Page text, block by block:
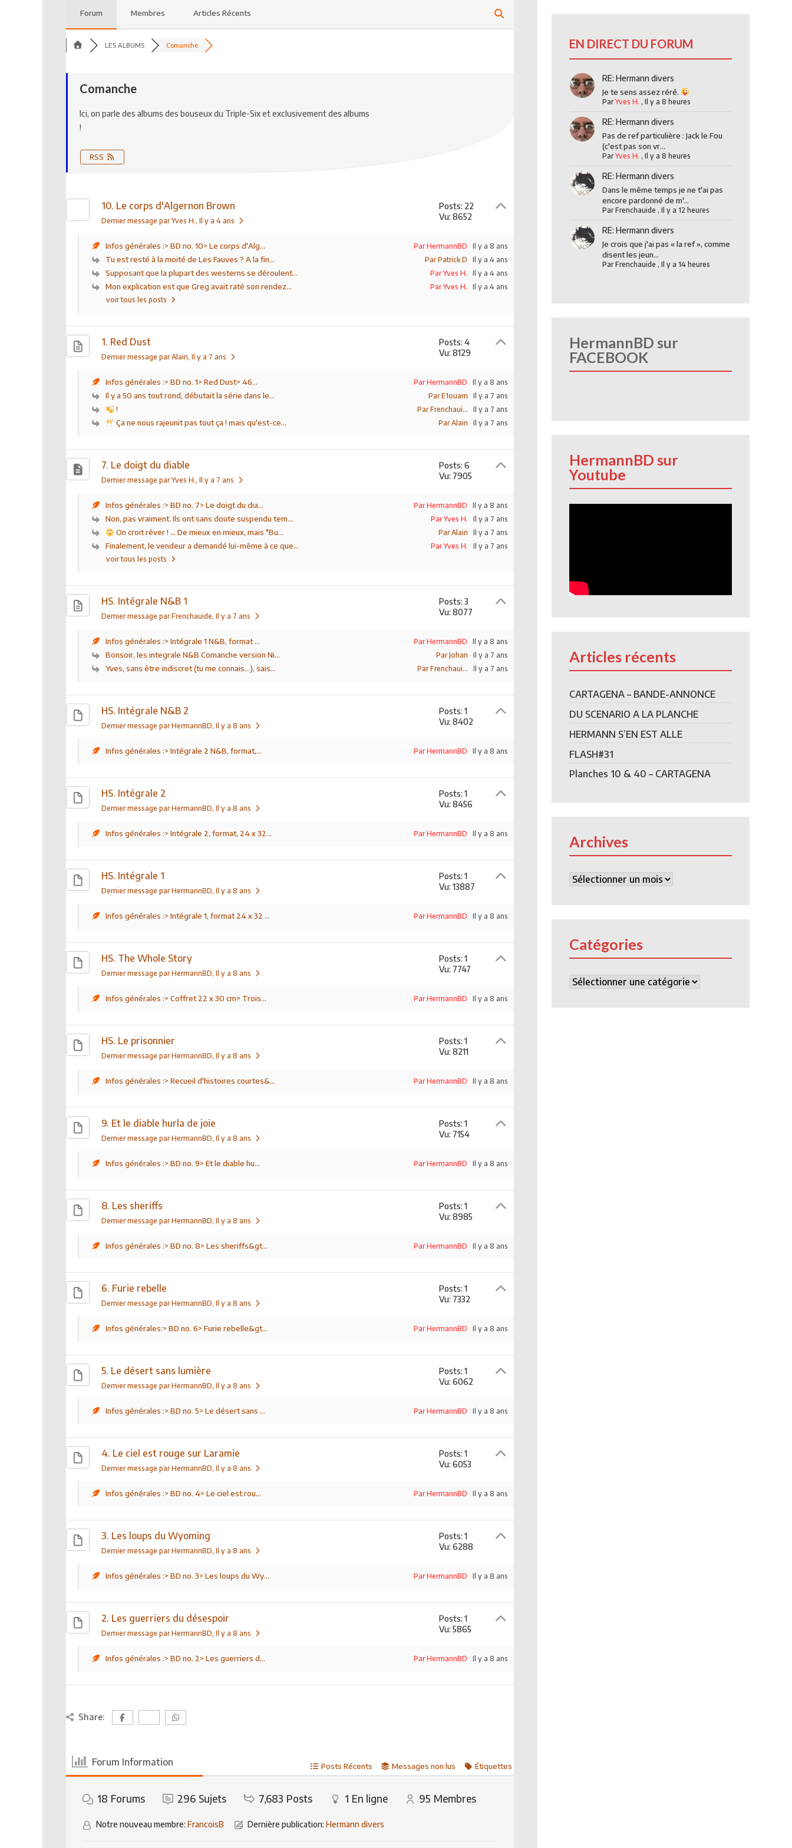
Forum Membres Articles Récents
LES ALBUMS Comanche
Comanche
Ici, on parle des albums des bouseux du Triple-Six et exclusivement des albums
!
RSS
10. Le corps d'Algernon Brown
Dernier message par Yves H., Il y a 4 ans
Posts: 22
Vu: 8652
Infos générales :> BD no. 10> Le corps d'Alg... Par HermannBD Il y a 8 ans
Tu est resté à la moité de Les Fauves ? A la fin... Par Patrick D Il y a 4 ans
Supposant que la plupart des westerns se déroulent... Par Yves H. Il y a 4 ans
Mon explication est que Greg avait raté son rendez... Par Yves H. Il y a 4 ans
voir tous les posts
1. Red Dust
Dernier message par Alain, Il y a 7 ans
Posts: 4
Vu: 8129
Infos générales :> BD no. 1> Red Dust> 46... Par HermannBD Il y a 8 ans
Il y a 50 ans tout rond, débutait la série dans le... Par E1ouarn Il y a 7 ans
! Par Frenchaui... Il y a 7 ans
Ça ne nous rajeunit pas tout ça ! mais qu'est-ce... Par Alain Il y a 7 ans
7. Le doigt du diable
Dernier message par Yves H., Il y a 7 ans
Posts: 6
Vu: 7905
Infos générales :> BD no. 7> Le doigt du dia... Par HermannBD Il y a 8 ans
Non, pas vraiment. Ils ont sans doute suspendu tem... Par Yves H. Il y a 7 ans
On croit rêver ! ... De mieux en mieux, mais "Bu... Par Alain Il y a 7 ans
Finalement, le vendeur a demandé lui-même à ce que... Par Yves H. Il y a 7 ans
voir tous les posts
HS. Intégrale N&B 1
Dernier message par Frenchauide, Il y a 7 ans
Posts: 3
Vu: 8077
Infos générales :> Intégrale 1 N&B, format ... Par HermannBD Il y a 8 ans
Bonsoir, les integrale N&B Comanche version Ni... Par Johan Il y a 7 ans
Yves, sans être indiscret (tu me connais...), sais... Par Frenchaui... Il y a 7 ans
HS. Intégrale N&B 2
Dernier message par HermannBD, Il y a 8 ans
Posts: 1
Vu: 8402
Infos générales :> Intégrale 2 N&B, format,... Par HermannBD Il y a 8 ans
HS. Intégrale 2
Dernier message par HermannBD, Il y a 8 ans
Posts: 1
Vu: 8456
Infos générales :> Intégrale 2, format, 24 x 32... Par HermannBD Il y a 8 ans
HS. Intégrale 1
Dernier message par HermannBD, Il y a 8 ans
Posts: 1
Vu: 13887
Infos générales :> Intégrale 1, format 24 x 32 ... Par HermannBD Il y a 8 ans
HS. The Whole Story
Dernier message par HermannBD, Il y a 8 ans
Posts: 1
Vu: 7747
Infos générales :> Coffret 22 x 30 cm> Trois... Par HermannBD Il y a 8 ans
HS. Le prisonnier
Dernier message par HermannBD, Il y a 8 ans
Posts: 1
Vu: 8211
Infos générales :> Recueil d'histoires courtes&... Par HermannBD Il y a 8 ans
9. Et le diable hurla de joie
Dernier message par HermannBD, Il y a 8 ans
Posts: 1
Vu: 7154
Infos générales :> BD no. 9> Et le diable hu... Par HermannBD Il y a 8 ans
8. Les sheriffs
Dernier message par HermannBD, Il y a 8 ans
Posts: 1
Vu: 8985
Infos générales :> BD no. 8> Les sheriffs&gt... Par HermannBD Il y a 8 ans
6. Furie rebelle
Dernier message par HermannBD, Il y a 8 ans
Posts: 1
Vu: 7332
Infos générales:> BD no. 6> Furie rebelle&gt... Par HermannBD Il y a 8 ans
5. Le désert sans lumière
Dernier message par HermannBD, Il y a 8 ans
Posts: 1
Vu: 6062
Infos générales :> BD no. 5> Le désert sans ... Par HermannBD Il y a 8 ans
4. Le ciel est rouge sur Laramie
Dernier message par HermannBD, Il y a 8 ans
Posts: 1
Vu: 6053
Infos générales :> BD no. 4> Le ciel est rou... Par HermannBD Il y a 8 ans
3. Les loups du Wyoming
Dernier message par HermannBD, Il y a 8 ans
Posts: 1
Vu: 6288
Infos générales :> BD no. 3> Les loups du Wy... Par HermannBD Il y a 8 ans
2. Les guerriers du désespoir
Dernier message par HermannBD, Il y a 8 ans
Posts: 1
Vu: 5865
Infos générales :> BD no. 2> Les guerriers d... Par HermannBD Il y a 8 ans
Share:
Forum Information Posts Récents Messages non lus Étiquettes
18 Forums 296 Sujets 7,683 Posts 1 En ligne 95 Membres
Notre nouveau membre: FrancoisB Dernière publication: Hermann divers
EN DIRECT DU FORUM
RE: Hermann divers
Je te sens assez réré.
ParYves H. , Il y a 8 heures
RE: Hermann divers
Pas de ref particulière : Jack le Fou
(c'est pas son vr...
ParYves H. , Il y a 8 heures
RE: Hermann divers
Dans le même temps je ne t'ai pas
encore pardonné de m'...
ParFrenchauide , Il y a 12 heures
RE: Hermann divers
Je crois que j'ai pas « la ref », comme
disent les jeun...
ParFrenchauide , Il y a 14 heures
HermannBD sur
FACEBOOK
HermannBD sur
Youtube
Articles récents
CARTAGENA – BANDE-ANNONCE
DU SCENARIO A LA PLANCHE
HERMANN S’EN EST ALLE
FLASH#31
Planches 10 & 40 – CARTAGENA
Archives
Archives
Catégories
Catégories